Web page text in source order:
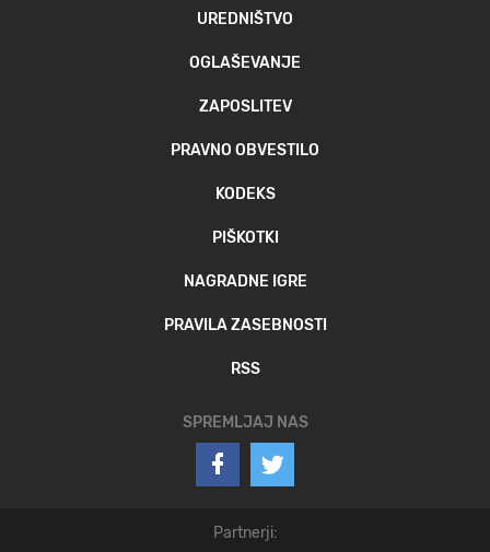
UREDNIŠTVO
OGLAŠEVANJE
ZAPOSLITEV
PRAVNO OBVESTILO
KODEKS
PIŠKOTKI
NAGRADNE IGRE
PRAVILA ZASEBNOSTI
RSS
SPREMLJAJ NAS
Partnerji: